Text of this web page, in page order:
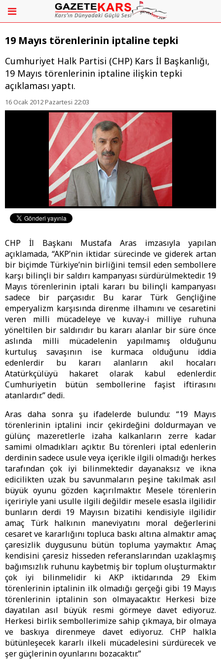
19 Mayıs törenlerinin iptaline tepki
Cumhuriyet Halk Partisi (CHP) Kars İl Başkanlığı,
19 Mayıs törenlerinin iptaline ilişkin tepki
açıklaması yaptı.
16 Ocak 2012 Pazartesi 22:03
CHP İl Başkanı Mustafa Aras imzasıyla yapılan
açıklamada, “AKP’nin iktidar sürecinde ve giderek artan
bir biçimde Türkiye’nin birliğini temsil eden sembollere
karşı bilinçli bir saldırı kampanyası sürdürülmektedir. 19
Mayıs törenlerinin iptali kararı bu bilinçli kampanyası
sadece bir parçasıdır. Bu karar Türk Gençliğine
emperyalizm karşısında direnme ilhamını ve cesaretini
veren milli mücadeleye ve kuvay-i milliye ruhuna
yöneltilen bir saldırıdır bu kararı alanlar bir süre önce
aslında milli mücadelenin yapılmamış olduğunu
kurtuluş savaşının ise kurmaca olduğunu iddia
edenlerdir bu kararı alanların akıl hocaları
Atatürkçülüyü hakaret olarak kabul edenlerdir.
Cumhuriyetin bütün sembollerine faşist iftirasını
atanlardır.” dedi.
Aras daha sonra şu ifadelerde bulundu: “19 Mayıs
törenlerinin iptalini incir çekirdeğini doldurmayan ve
gülünç mazeretlerle izaha kalkanların zerre kadar
samimi olmadıkları açıktır. Bu törenleri iptal edenlerin
derdinin sadece usule veya içerikle ilgili olmadığı herkes
tarafından çok iyi bilinmektedir dayanaksız ve ikna
edicilikten uzak bu savunmaların peşine takılmak asıl
büyük oyunu gözden kaçırılmaktır. Mesele törenlerin
içeririyle yani usulle ilgili değildir mesele esasla ilgilidir
bunların derdi 19 Mayısın bizatihi kendisiyle ilgilidir
amaç Türk halkının maneviyatını moral değerlerini
cesaret ve kararlığını topluca baskı altına almaktır amaç
çaresizlik duygusunu bütün topluma yaymaktır. Amaç
kendisini çaresiz hisseden referanslarından uzaklaşmış
bağımsızlık ruhunu kaybetmiş bir toplum oluşturmaktır
çok iyi bilinmelidir ki AKP iktidarında 29 Ekim
törenlerinin iptalinin ilk olmadığı gerçeği gibi 19 Mayıs
törenlerinin iptalinin son olmayacaktır. Herkesi bize
dayatılan asıl büyük resmi görmeye davet ediyoruz.
Herkesi birlik sembollerimize sahip çıkmaya, bir olmaya
ve baskıya direnmeye davet ediyoruz. CHP halkla
bütünleşecek kararlı ilkeli mücadelesini sürdürecek ve
şer güçlerinin oyunlarını bozacaktır.”